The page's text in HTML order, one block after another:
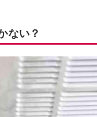
ない？